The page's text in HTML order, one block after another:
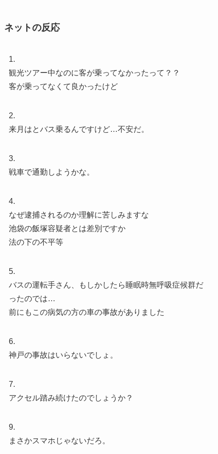
ネットの反応
1.
観光ツアー中なのに客が乗ってなかったって？？
客が乗ってなくて良かったけど
2.
来月はとバス乗るんですけど…不安だ。
3.
戦車で通勤しようかな。
4.
なぜ逮捕されるのか理解に苦しみますな
池袋の飯塚容疑者とは差別ですか
法の下の不平等
5.
バスの運転手さん、もしかしたら睡眠時無呼吸症候群だ
ったのでは…
前にもこの病気の方の車の事故がありました
6.
神戸の事故はいらないでしょ。
7.
アクセル踏み続けたのでしょうか？
9.
まさかスマホじゃないだろ。